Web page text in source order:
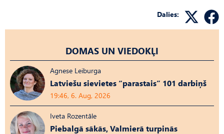
Dalies:
DOMAS UN VIEDOKĻI
Agnese Leiburga
Latviešu sievietes “parastais” 101 darbiņš
19:46, 6. Aug, 2026
Iveta Rozentāle
Piebalgā sākās, Valmierā turpinās